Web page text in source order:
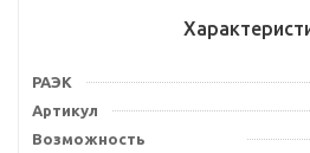
РАЭК
Артикул
Возможность